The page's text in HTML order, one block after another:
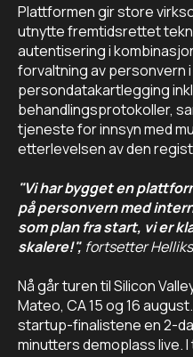
Plattformen gir store
utnytte fremtidsrettet
autentisering i
forvaltning av personvern
persondatakartlegging
behandlingsprotokoller,
tjeneste for innsyn med
etterlevelsen av den
"Vi har bygget en
på personvern med
som plan fra start, vi er
skalere!", fortsetter
Nå går turen til Silicon
Mateo, CA 15 og 16
startup-finalistene en 2-
minutters demoplass live.